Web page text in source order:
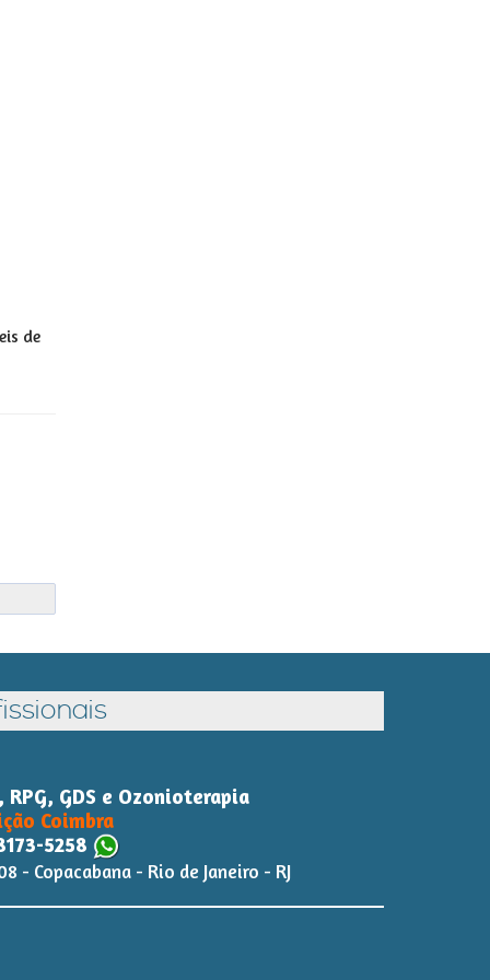
de
GDS e Ozonioterapia
Coimbra
5258
- Copacabana - Rio de Janeiro - RJ